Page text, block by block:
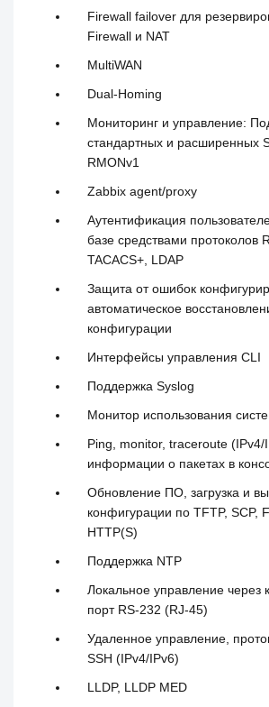
Firewall failover для
Firewall и NAT
MultiWAN
Dual-Homing
Мониторинг и управление:
стандартных и расширенных
RMONv1
Zabbix agent/proxy
Аутентификация
базе средствами протоколов
TACACS+, LDAP
Защита от ошибок
автоматическое
конфигурации
Интерфейсы управления CLI
Поддержка Syslog
Монитор использования
Ping, monitor, traceroute (IPv4/
информации о пакетах в
Обновление ПО, загрузка и
конфигурации по TFTP, SCP,
HTTP(S)
Поддержка NTP
Локальное управление через
порт RS-232 (RJ-45)
Удаленное управление,
SSH (IPv4/IPv6)
LLDP, LLDP MED